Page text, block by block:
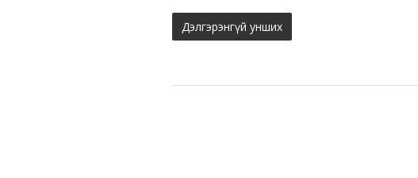
Дэлгэрэнгүй унших